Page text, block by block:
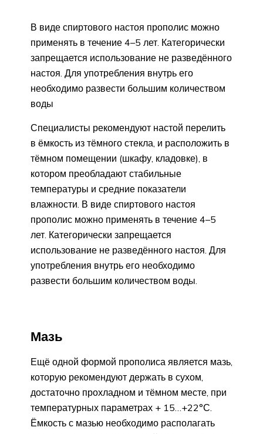
В виде спиртового настоя прополис можно
применять в течение 4–5 лет. Категорически
запрещается использование не разведённого
настоя. Для употребления внутрь его
необходимо развести большим количеством
воды
Специалисты рекомендуют настой перелить
в ёмкость из тёмного стекла, и расположить в
тёмном помещении (шкафу, кладовке), в
котором преобладают стабильные
температуры и средние показатели
влажности. В виде спиртового настоя
прополис можно применять в течение 4–5
лет. Категорически запрещается
использование не разведённого настоя. Для
употребления внутрь его необходимо
развести большим количеством воды.
Мазь
Ещё одной формой прополиса является мазь,
которую рекомендуют держать в сухом,
достаточно прохладном и тёмном месте, при
температурных параметрах + 15…+22°С.
Ёмкость с мазью необходимо располагать